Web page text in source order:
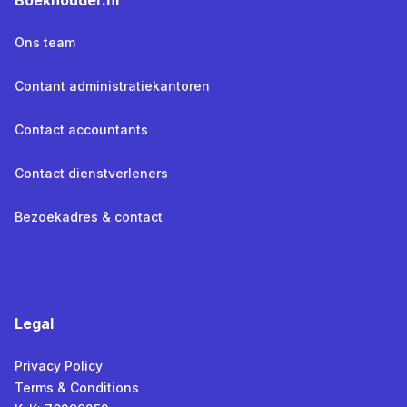
Ons team
Contant administratiekantoren
Contact accountants
Contact dienstverleners
Bezoekadres & contact
Legal
Privacy Policy
Terms & Conditions